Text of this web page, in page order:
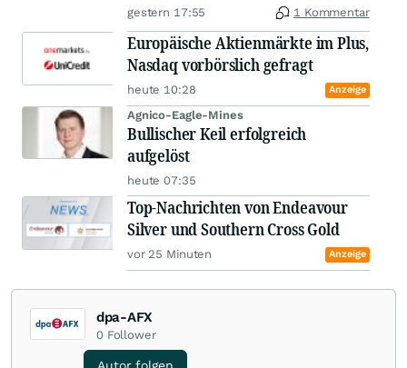
gestern 17:55 1 Kommentar
Europäische Aktienmärkte im Plus,
Nasdaq vorbörslich gefragt
heute 10:28 Anzeige
Agnico-Eagle-Mines
Bullischer Keil erfolgreich
aufgelöst
heute 07:35
Top-Nachrichten von Endeavour
Silver und Southern Cross Gold
vor 25 Minuten Anzeige
dpa-AFX
0 Follower